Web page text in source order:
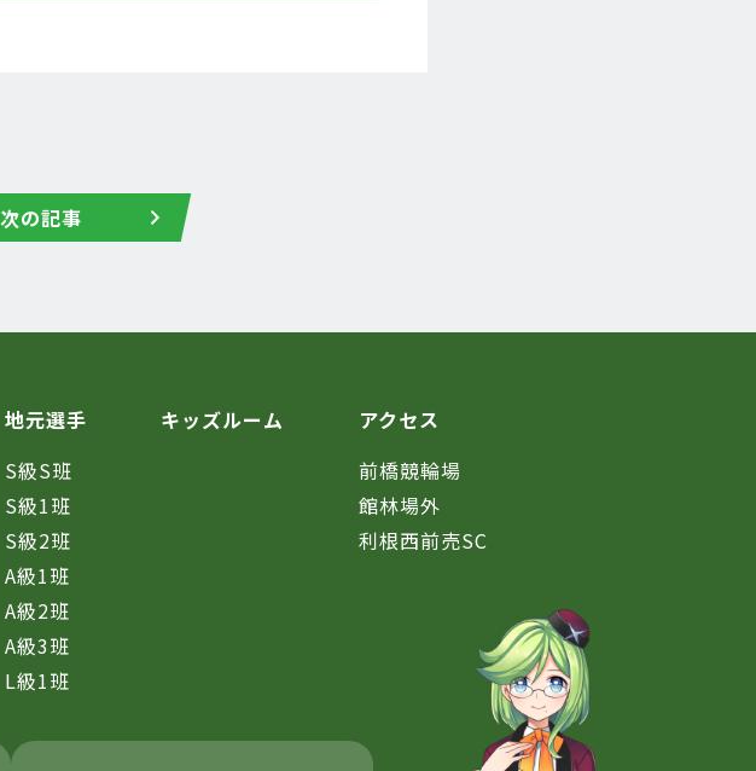
次の記事
地元選手
S級S班
S級1班
S級2班
A級1班
A級2班
A級3班
L級1班
キッズルーム
アクセス
前橋競輪場
館林場外
利根西前売SC